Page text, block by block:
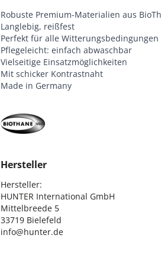
Robuste Premium-Materialien aus
Langlebig, reißfest
Perfekt für alle Witterungsbedingungen
Pflegeleicht: einfach abwaschbar
Vielseitige Einsatzmöglichkeiten
Mit schicker Kontrastnaht
Made in Germany
Hersteller
Hersteller:
HUNTER International GmbH
Mittelbreede 5
33719 Bielefeld
info@hunter.de